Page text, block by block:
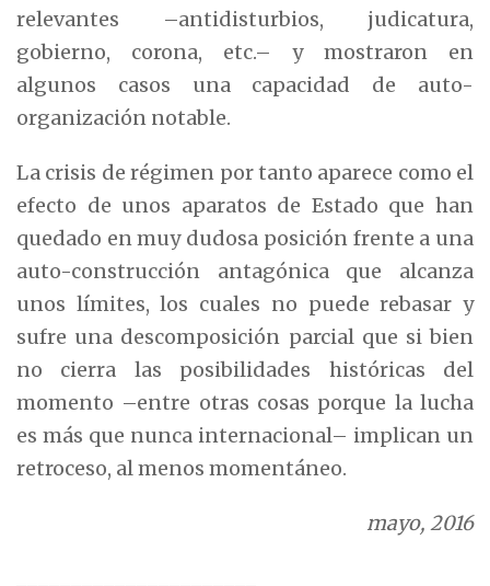
relevantes –antidisturbios, judicatura,
gobierno, corona, etc.– y mostraron en
algunos casos una capacidad de auto-
organización notable.
La crisis de régimen por tanto aparece como el
efecto de unos aparatos de Estado que han
quedado en muy dudosa posición frente a una
auto-construcción antagónica que alcanza
unos límites, los cuales no puede rebasar y
sufre una descomposición parcial que si bien
no cierra las posibilidades históricas del
momento –entre otras cosas porque la lucha
es más que nunca internacional– implican un
retroceso, al menos momentáneo.
mayo, 2016